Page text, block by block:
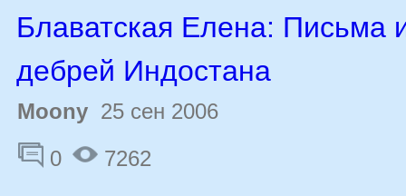
Блаватская Елена: Письма
дебрей Индостана
Moony 25 сен 2006
0
7262